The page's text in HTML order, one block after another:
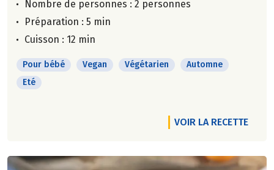
Nombre de personnes : 2 personnes
Préparation : 5 min
Cuisson : 12 min
Pour bébé Vegan Végétarien
Automne
Eté
VOIR LA RECETTE